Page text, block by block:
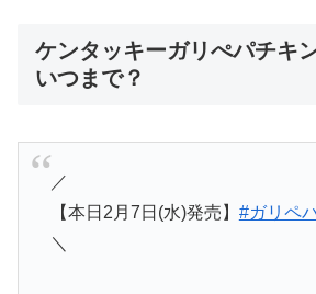
ケンタッキーガリぺパチキ
いつまで？
／
【本日2月7日(水)発売】 #ガリペ
＼